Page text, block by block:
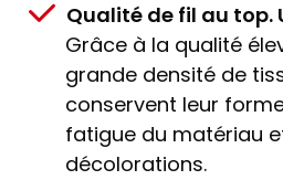
Qualité de fil au top.
Grâce à la qualité
grande densité de
conservent leur
fatigue du matériau
décolorations.